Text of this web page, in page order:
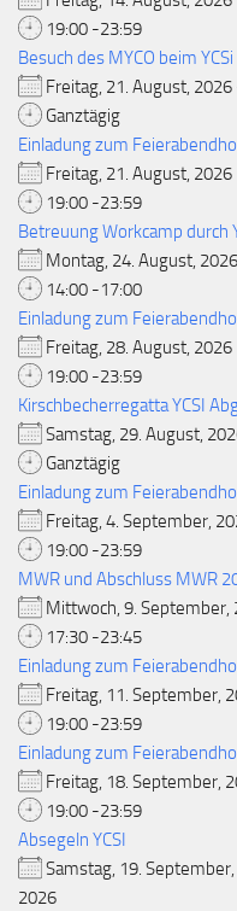
19:00 -23:59
Besuch des MYCO beim YCSi
Freitag, 21. August,
Ganztägig
Einladung zum
Freitag, 21. August, 2026
19:00 -23:59
Betreuung Workcamp durch
Montag, 24. August,
14:00 -17:00
Einladung zum
Freitag, 28. August, 2026
19:00 -23:59
Kirschbecherregatta YCSI
Samstag, 29. August,
Ganztägig
Einladung zum
Freitag, 4. September,
19:00 -23:59
MWR und Abschluss MWR
Mittwoch, 9. September,
17:30 -23:45
Einladung zum
Freitag, 11. September,
19:00 -23:59
Einladung zum
Freitag, 18. September,
19:00 -23:59
Absegeln YCSI
Samstag, 19.
2026